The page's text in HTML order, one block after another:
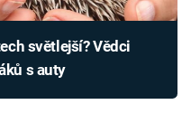
světlejší? Vědci
s auty